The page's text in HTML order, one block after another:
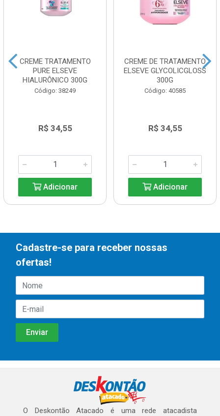
CREME TRATAMENTO
PURE ELSEVE
HIALURÔNICO 300G
Código: 38249
R$ 34,55
Adicionar
CREME DE TRATAMENTO
ELSEVE GLYCOLICGLOSS
300G
Código: 40585
R$ 34,55
Adicionar
Cadastre-se para receber nossas
ofertas!
O Deskontão Atacado é uma rede atacadista